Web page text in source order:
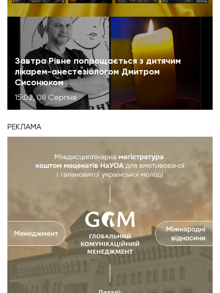
Завтра Рівне попрощається з дитячим
лікарем-анестезіологом Дмитром
Сисонюком
15:02, 08 Серпня
РЕКЛАМА